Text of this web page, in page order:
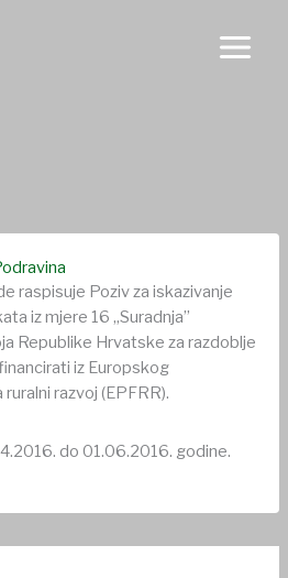
raspisuje Poziv za iskazivanje
iz mjere 16 „Suradnja”
Republike Hrvatske za razdoblje
iz Europskog
razvoj (EPFRR).
do 01.06.2016. godine.